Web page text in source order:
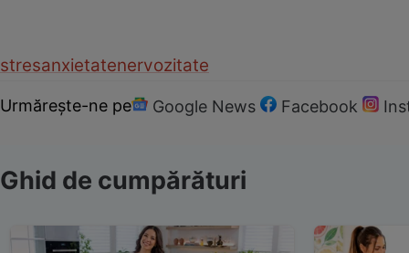
stresanxietatenervozitate
Urmărește-ne pe Google News Facebook
Ghid de cumpărături